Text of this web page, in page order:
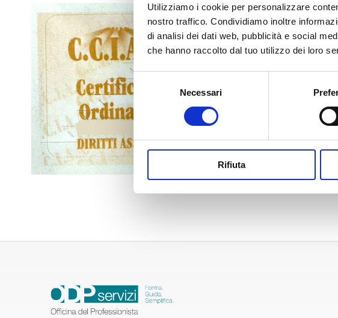
Utilizziamo i cookie per personalizzare
nostro traffico. Condividiamo inoltre
di analisi dei dati web, pubblicità e social
che hanno raccolto dal tuo utilizzo dei loro
Selezione
del
consenso
Necessari
Rifiuta
Bollini per
4,03€